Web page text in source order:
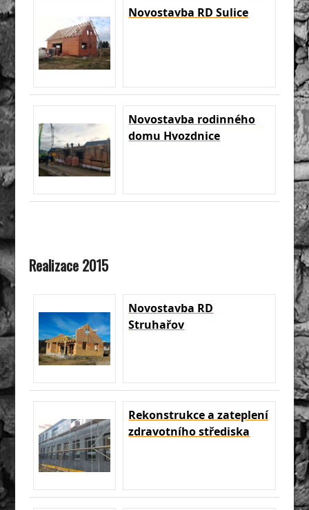
Novostavba RD Sulice
Novostavba rodinného
domu Hvozdnice
Realizace 2015
Novostavba RD
Struhařov
Rekonstrukce a zateplení
zdravotního střediska